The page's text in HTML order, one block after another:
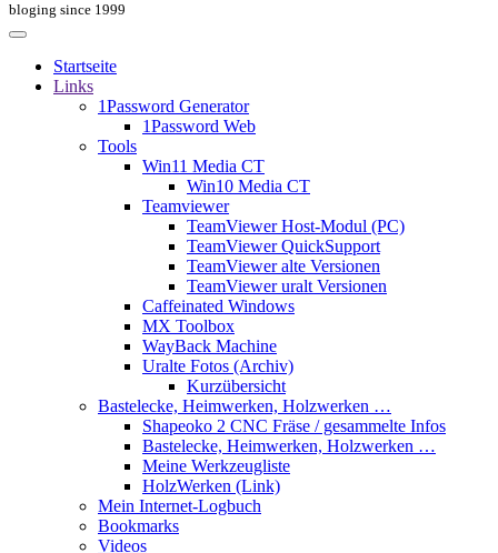
bloging since 1999
Startseite
Links
1Password Generator
1Password Web
Tools
Win11 Media CT
Win10 Media CT
Teamviewer
TeamViewer Host-Modul (PC)
TeamViewer QuickSupport
TeamViewer alte Versionen
TeamViewer uralt Versionen
Caffeinated Windows
MX Toolbox
WayBack Machine
Uralte Fotos (Archiv)
Kurzübersicht
Bastelecke, Heimwerken, Holzwerken …
Shapeoko 2 CNC Fräse / gesammelte Infos
Bastelecke, Heimwerken, Holzwerken …
Meine Werkzeugliste
HolzWerken (Link)
Mein Internet-Logbuch
Bookmarks
Videos